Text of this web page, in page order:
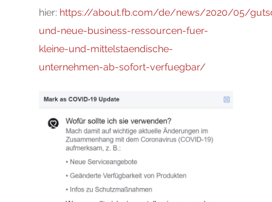
hier: https://about.fb.com/de/news/2020/05/
und-neue-business-ressourcen-fuer-
kleine-und-mittelstaendische-
unternehmen-ab-sofort-verfuegbar/